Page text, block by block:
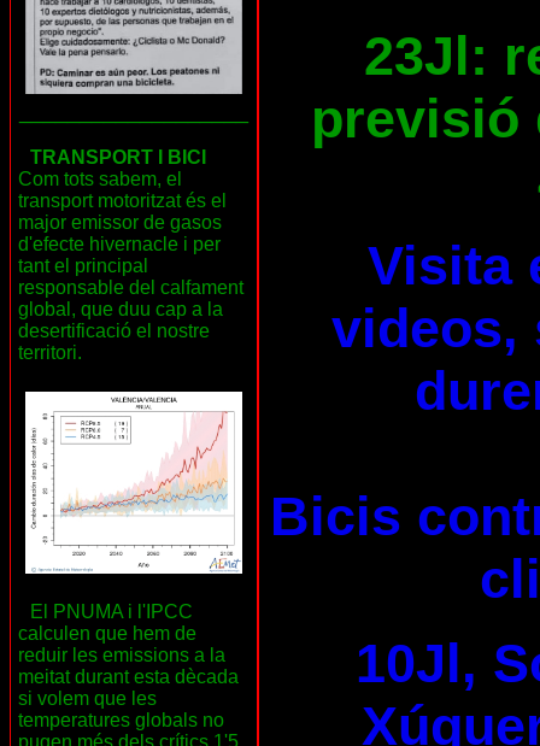
TRANSPORT I BICI
Com tots sabem, el
transport motoritzat és el
major emissor de gasos
d'efecte hivernacle i per
tant el principal
responsable del calfament
global, que duu cap a la
desertificació el nostre
territori.
El PNUMA i l'IPCC
calculen que hem de
reduir les emissions a la
meitat durant esta dècada
si volem que les
temperatures globals no
23Jl:
previsió
Visita
videos,
Bicis
10Jl,